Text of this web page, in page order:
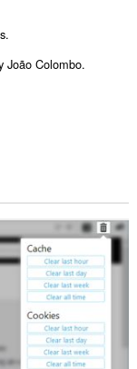
João Colombo.